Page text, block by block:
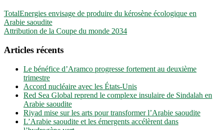
TotalEnergies envisage de produire du kérosène écologique en
Arabie saoudite
Attribution de la Coupe du monde 2034
Articles récents
Le bénéfice d’Aramco progresse fortement au deuxième
trimestre
Accord nucléaire avec les États-Unis
Red Sea Global reprend le complexe insulaire de Sindalah en
Arabie saoudite
Riyad mise sur les arts pour transformer l’Arabie saoudite
L’Arabie saoudite et les émergents accélèrent dans